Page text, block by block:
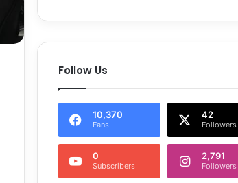
Follow Us
10,370
Fans
42
Followers
0
Subscribers
2,791
Followers